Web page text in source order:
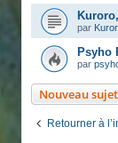
par
Psyho
par
Nouveau sujet
Retourner à